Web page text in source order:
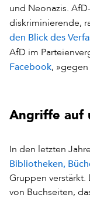
und Neonazis.
diskriminierende,
den Blick des
AfD im
Facebook, »gegen
Angriffe auf
In den letzten
Bibliotheken,
Gruppen verstärkt.
von Buchseiten,